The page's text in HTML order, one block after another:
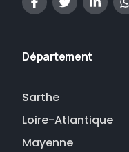
Département
Sarthe
Loire-Atlantique
Mayenne